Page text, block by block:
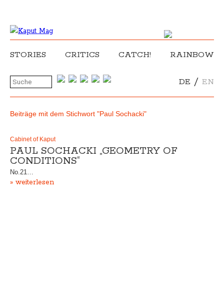
STORIES CRITICS CATCH! RAINBOW
DE / EN
Beiträge mit dem Stichwort "Paul Sochacki"
Cabinet of Kaput
PAUL SOCHACKI „GEOMETRY OF
CONDITIONS“
No.21…
» weiterlesen